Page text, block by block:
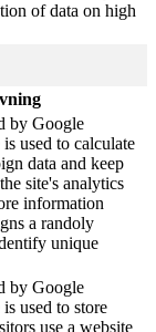
of data on high
by Google
used to calculate
data and keep
site's analytics
information
a randoly
unique
by Google
used to store
use a website